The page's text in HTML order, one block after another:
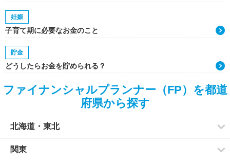
妊娠
子育て期に必要なお金のこと
貯金
どうしたらお金を貯められる？
ファイナンシャルプランナー（FP）を都道
府県から探す
北海道・東北
関東